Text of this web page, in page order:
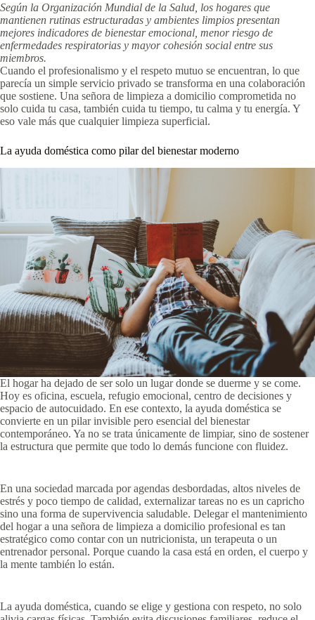
Según la Organización Mundial de la Salud, los hogares que
mantienen rutinas estructuradas y ambientes limpios presentan
mejores indicadores de bienestar emocional, menor riesgo de
enfermedades respiratorias y mayor cohesión social entre sus
miembros.
Cuando el profesionalismo y el respeto mutuo se encuentran, lo que
parecía un simple servicio privado se transforma en una colaboración
que sostiene. Una señora de limpieza a domicilio comprometida no
solo cuida tu casa, también cuida tu tiempo, tu calma y tu energía. Y
eso vale más que cualquier limpieza superficial.
La ayuda doméstica como pilar del bienestar moderno
El hogar ha dejado de ser solo un lugar donde se duerme y se come.
Hoy es oficina, escuela, refugio emocional, centro de decisiones y
espacio de autocuidado. En ese contexto, la ayuda doméstica se
convierte en un pilar invisible pero esencial del bienestar
contemporáneo. Ya no se trata únicamente de limpiar, sino de sostener
la estructura que permite que todo lo demás funcione con fluidez.
En una sociedad marcada por agendas desbordadas, altos niveles de
estrés y poco tiempo de calidad, externalizar tareas no es un capricho
sino una forma de supervivencia saludable. Delegar el mantenimiento
del hogar a una señora de limpieza a domicilio profesional es tan
estratégico como contar con un nutricionista, un terapeuta o un
entrenador personal. Porque cuando la casa está en orden, el cuerpo y
la mente también lo están.
La ayuda doméstica, cuando se elige y gestiona con respeto, no solo